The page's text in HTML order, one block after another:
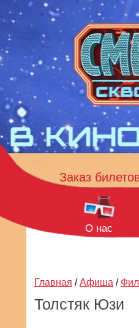
Заказ
О нас
Главная / Афиша /
Толстяк Юзи